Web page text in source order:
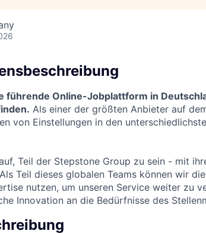
führende Online-Jobplattform in
Als einer der größten Anbieter auf
von Einstellungen in den
Teil der Stepstone Group zu sein - mit
Teil dieses globalen Teams können wir
nutzen, um unseren Service weiter zu
Innovation an die Bedürfnisse des